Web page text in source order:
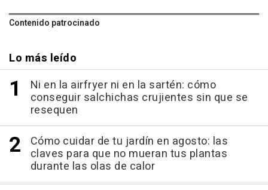
Contenido patrocinado
Lo más leído
Ni en la airfryer ni en la sartén: cómo
conseguir salchichas crujientes sin que se
resequen
Cómo cuidar de tu jardín en agosto: las
claves para que no mueran tus plantas
durante las olas de calor